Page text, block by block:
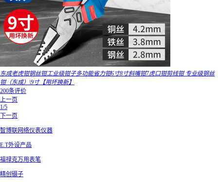
东成老虎钳钢丝钳工业级钳子多功能省力钳6寸8寸斜嘴钳7虎口钳剪线钳 专业级钢丝
钳（东成）\9寸【用坏换新】
200条评价
上一页
1/5
下一页
智博联网络仪表仪器
E.T外设产品
福禄克万用表笔
精创镊子